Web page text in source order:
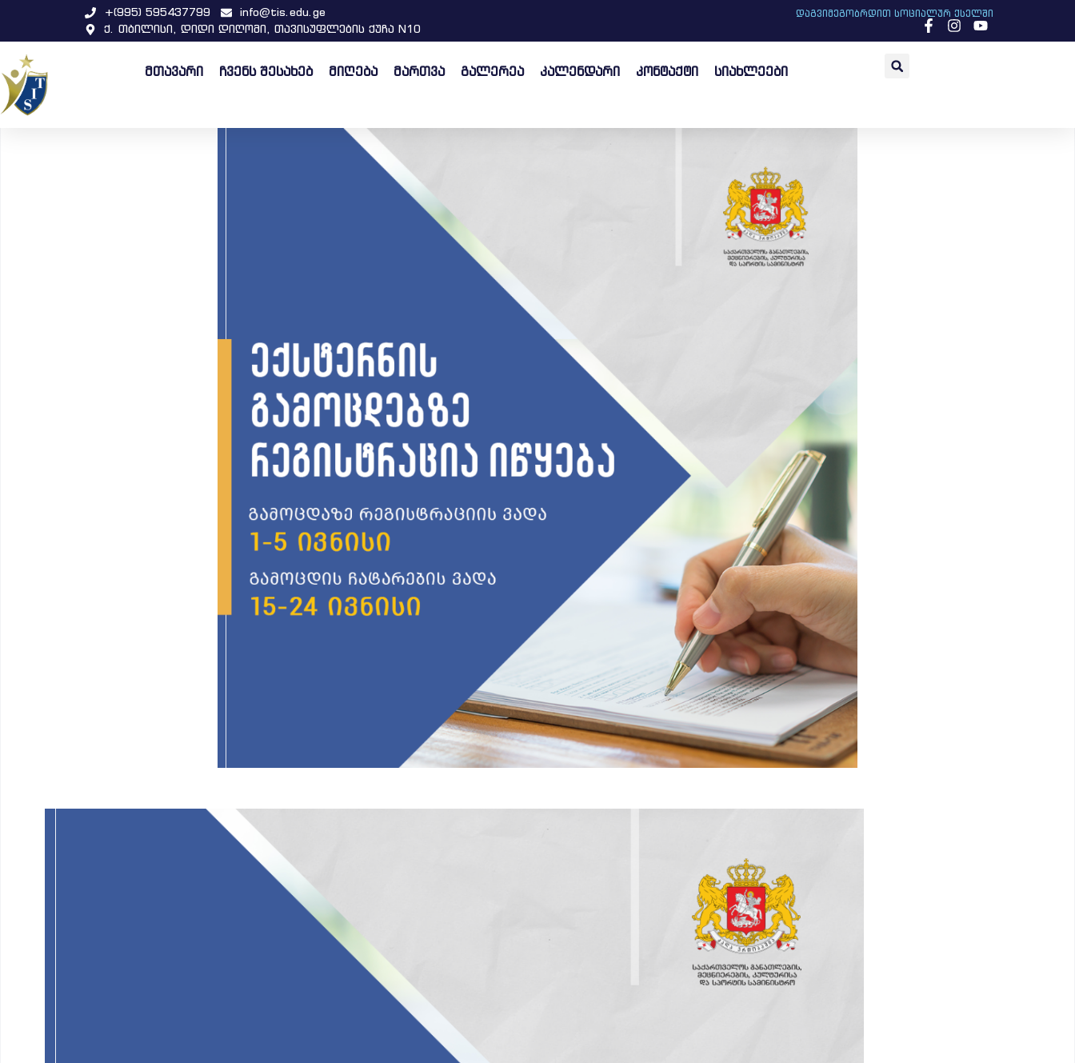
+(995) 595437799
info@tis.edu.ge
ქ. თბილისი, დიდი დიღომი, თავისუფლების ქუჩა N10
დაგვიმეგობრდით სოციალურ ქსელში
მთავარი ჩვენს შესახებ მიღება მართვა გალერეა კალენდარი კონტაქტი სიახლეები